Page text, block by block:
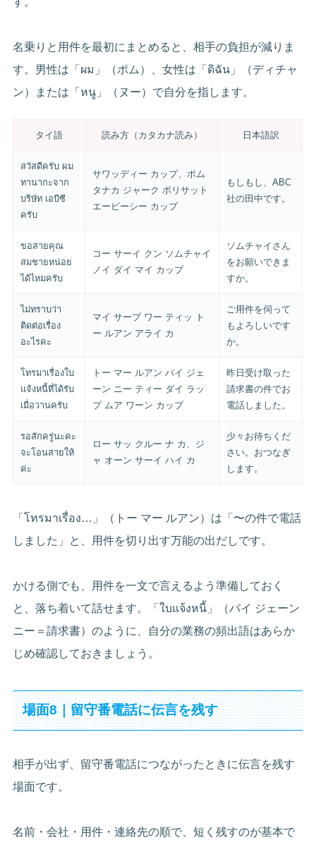
名乗りと用件を最初にまとめると、相手の負担が減りま
す。男性は「ผม」（ポム）、女性は「ดิฉัน」（ディチャ
ン）または「หนู」（ヌー）で自分を指します。
タイ語 読み方（カタカナ読み） 日本語訳
สวัสดีครับ ผม
ทานากะจาก
บริษัท เอบีซี
ครับ
サワッディー カップ、ポム
タナカ ジャーク ボリサット
エービーシー カップ
もしもし、ABC
社の田中です。
ขอสายคุณ
สมชายหน่อย
ได้ไหมครับ
コー サーイ クン ソムチャイ
ノイ ダイ マイ カップ
ソムチャイさん
をお願いできま
すか。
ไม่ทราบว่า
ติดต่อเรื่อง
อะไรคะ
マイ サープ ワー ティッ ト
ー ルアン アライ カ
ご用件を伺って
もよろしいです
か。
โทรมาเรื่องใบ
แจ้งหนี้ที่ได้รับ
เมื่อวานครับ
トー マー ルアン バイ ジェ
ーン ニー ティー ダイ ラッ
プ ムア ワーン カップ
昨日受け取った
請求書の件でお
電話しました。
รอสักครู่นะคะ
จะโอนสายให้
ค่ะ
ロー サッ クルー ナ カ、ジ
ャ オーン サーイ ハイ カ
少々お待ちくだ
さい。おつなぎ
します。
「โทรมาเรื่อง…」（トー マー ルアン）は「〜の件で電話
しました」と、用件を切り出す万能の出だしです。
かける側でも、用件を一文で言えるよう準備しておく
と、落ち着いて話せます。「ใบแจ้งหนี้」（バイ ジェーン
ニー＝請求書）のように、自分の業務の頻出語はあらか
じめ確認しておきましょう。
場面8｜留守番電話に伝言を残す
相手が出ず、留守番電話につながったときに伝言を残す
場面です。
名前・会社・用件・連絡先の順で、短く残すのが基本で